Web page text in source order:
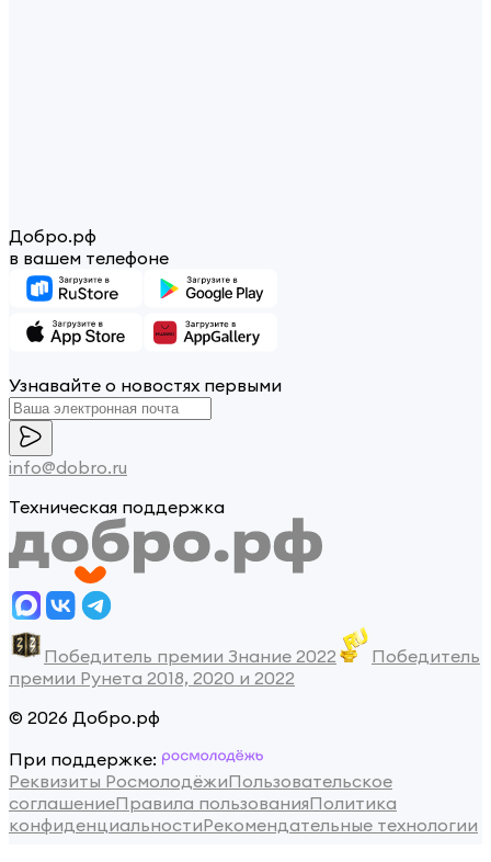
Добро.рф
в вашем телефоне
Узнавайте о новостях первыми
info@dobro.ru
Техническая поддержка
Победитель премии Знание 2022
Победитель
премии Рунета 2018, 2020 и 2022
© 2026 Добро.рф
При поддержке:
Реквизиты РосмолодёжиПользовательское
соглашениеПравила пользованияПолитика
конфиденциальностиРекомендательные технологии